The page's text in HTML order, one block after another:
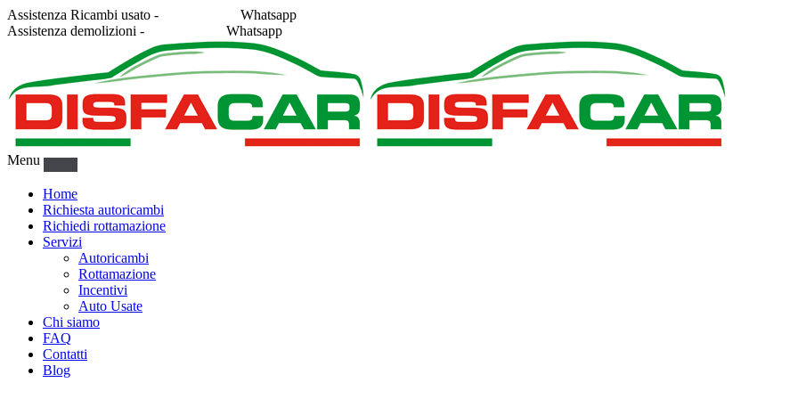
Assistenza Ricambi usato -
Whatsapp
Assistenza demolizioni -
Whatsapp
Menu
Home
Richiesta autoricambi
Richiedi rottamazione
Servizi
Autoricambi
Rottamazione
Incentivi
Auto Usate
Chi siamo
FAQ
Contatti
Blog